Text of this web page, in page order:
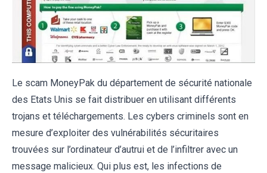
Le scam MoneyPak du département de sécurité nationale
des Etats Unis se fait distribuer en utilisant différents
trojans et téléchargements. Les cybers criminels sont en
mesure d’exploiter des vulnérabilités sécuritaires
trouvées sur l’ordinateur d’autrui et de l’infiltrer avec un
message malicieux. Qui plus est, les infections de